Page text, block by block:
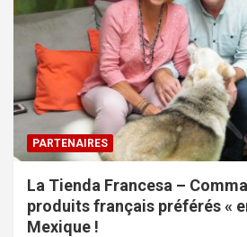
PARTENAIRES
La Tienda Francesa –
produits français préférés «
Mexique !